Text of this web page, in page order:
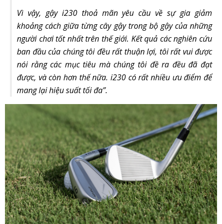
Vì vậy, gậy i230 thoả mãn yêu cầu về sự gia giảm
khoảng cách giữa từng cây gậy trong bộ gậy của những
người chơi tốt nhất trên thế giới. Kết quả các nghiên cứu
ban đầu của chúng tôi đều rất thuận lợi, tôi rất vui được
nói rằng các mục tiêu mà chúng tôi đề ra đều đã đạt
được, và còn hơn thế nữa. i230 có rất nhiều ưu điểm để
mang lại hiệu suất tối đa”.